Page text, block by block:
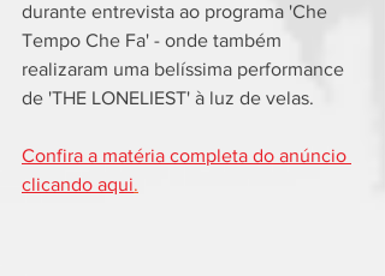
durante entrevista ao programa 'Che
Tempo Che Fa' - onde também
realizaram uma belíssima performance
de 'THE LONELIEST' à luz de velas.
Confira a matéria completa do anúncio
clicando aqui.